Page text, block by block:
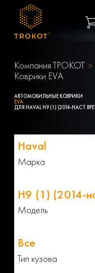
Компания ТРОКОТ
Коврики EVA
АВТОМОБИЛЬНЫЕ КОВРИКИ
EVA
ДЛЯ HAVAL H9 (1) (2014-
Марка
Модель
Тип кузова